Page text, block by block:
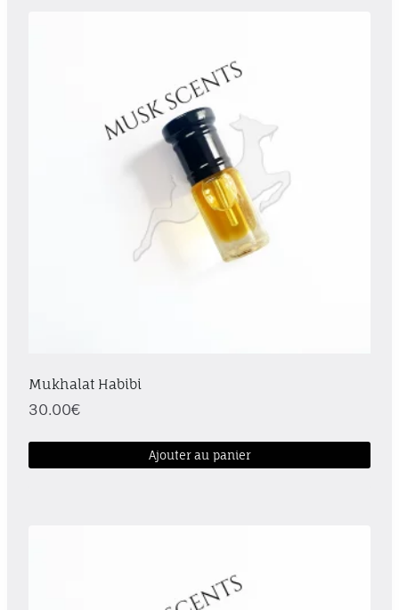
Mukhalat Habibi
30.00€
Ajouter au panier